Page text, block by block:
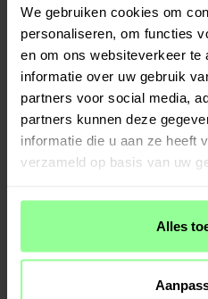
We gebruiken cookies om
personaliseren, om functies
en om ons websiteverkeer te
informatie over uw gebruik
partners voor social media,
partners kunnen deze
informatie die u aan ze heeft
verzameld op basis van uw
Alles
Sony Xperia 5 IV Screenprotector
Gehard Glas 0.3mm
€ 11,95